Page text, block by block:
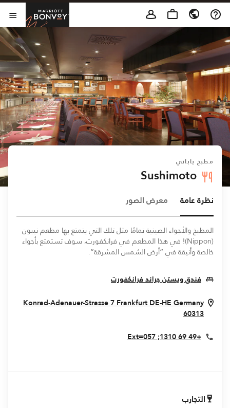
Skip to Content
مطبخ ياباني
Sushimoto
نظرة عامة معرض الصور
المطبخ والأجواء الصينية تمامًا مثل تلك التي يتمتع بها مطعم نيبون
(Nippon)! في هذا المطعم في فرانكفورت، سوف تستمتع بأجواء
خالصة وأنيقة في “أرض الشمس المشرقة”.
فندق ويستن جراند فرانكفورتOpens In New Window
Konrad-Adenauer-Strasse 7FrankfurtDE-HEGermany
60313
Opens In New Window
+49 69 1310; Ext=057
التجارب